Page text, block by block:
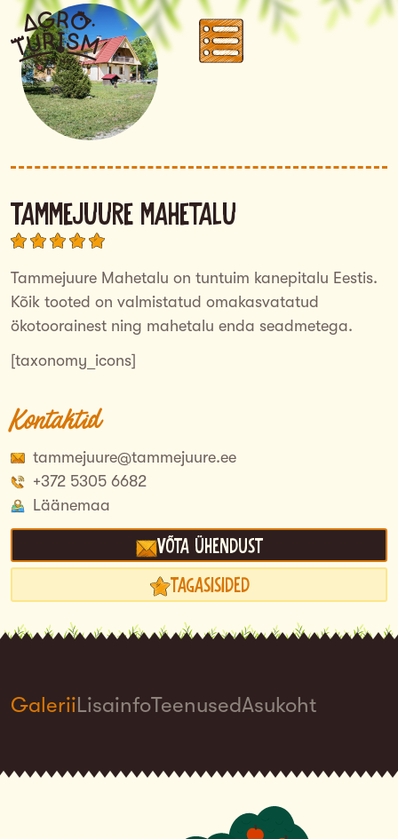
Tammejuure mahetalu
Tammejuure Mahetalu on tuntuim kanepitalu Eestis.
Kõik tooted on valmistatud omakasvatatud
ökotoorainest ning mahetalu enda seadmetega.
[taxonomy_icons]
Kontaktid
tammejuure@tammejuure.ee
+372 5305 6682
Läänemaa
Võta ühendust
Tagasisided
GaleriiLisainfoTeenusedAsukoht